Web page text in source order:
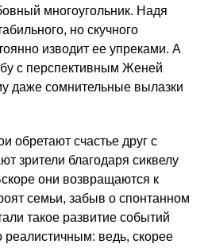
многоугольник. Надя
но скучного
изводит ее упреками. А
с перспективным Женей
даже сомнительные вылазки
обретают счастье друг с
зрители благодаря сиквелу
они возвращаются к
семьи, забыв о спонтанном
такое развитие событий
ведь, скорее